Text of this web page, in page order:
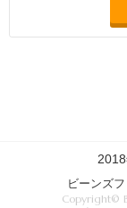
ビーンズ
Copyright©